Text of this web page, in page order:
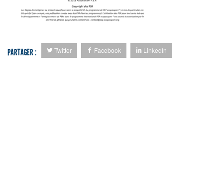
PARTAGER : Twitter Facebook LinkedIn